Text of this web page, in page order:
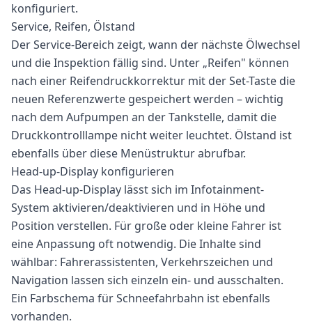
konfiguriert.
Service, Reifen, Ölstand
Der Service-Bereich zeigt, wann der nächste Ölwechsel
und die Inspektion fällig sind. Unter „Reifen" können
nach einer Reifendruckkorrektur mit der Set-Taste die
neuen Referenzwerte gespeichert werden – wichtig
nach dem Aufpumpen an der Tankstelle, damit die
Druckkontrolllampe nicht weiter leuchtet. Ölstand ist
ebenfalls über diese Menüstruktur abrufbar.
Head-up-Display konfigurieren
Das Head-up-Display lässt sich im Infotainment-
System aktivieren/deaktivieren und in Höhe und
Position verstellen. Für große oder kleine Fahrer ist
eine Anpassung oft notwendig. Die Inhalte sind
wählbar: Fahrerassistenten, Verkehrszeichen und
Navigation lassen sich einzeln ein- und ausschalten.
Ein Farbschema für Schneefahrbahn ist ebenfalls
vorhanden.